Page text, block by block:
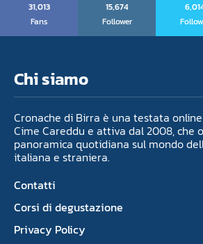
31,013
Fans
15,674
Follower
Chi siamo
Cronache di Birra è una testata
Cime Careddu e attiva dal 2008, che
panoramica quotidiana sul mondo
italiana e straniera.
Contatti
Corsi di degustazione
Privacy Policy